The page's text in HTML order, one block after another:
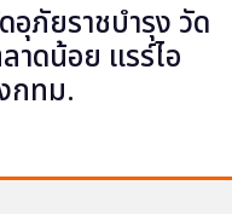
อุภัยราชบำรุง วัด
ดน้อย แรร์ไอ
กทม.